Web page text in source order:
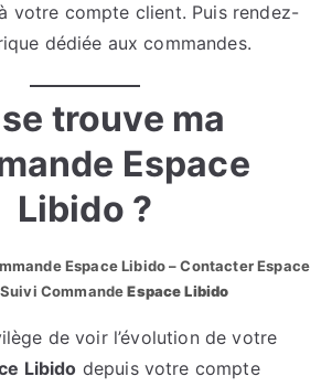
votre compte client. Puis rendez-
dédiée aux commandes.
trouve ma
Espace
Libido ?
Espace Libido – Contacter Espace
CommandeEspace Libido
de voir l’évolution de votre
Libido depuis votre compte